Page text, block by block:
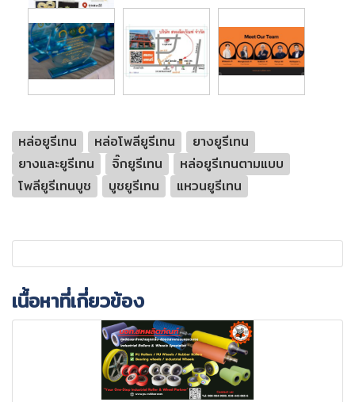
หล่อยูรีเทน หล่อโพลียูรีเทน
ยางยูรีเทน
ยางและยูรีเทน
จิ๊กยูรีเทน
หล่อยูรีเทนตามแบบ
โพลียูรีเทนบูช
บูชยูรีเทน แหวนยูรีเทน
เนื้อหาที่เกี่ยวข้อง